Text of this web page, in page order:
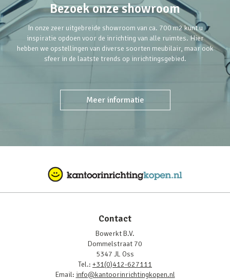
Bezoek onze showroom
In onze zeer uitgebreide showroom van ca. 700 m2 kunt u
inspiratie opdoen voor de inrichting van alle ruimtes. Hier
hebben we opstellingen van diverse soorten meubilair, maar ook
sfeer in de laatste trends op inrichtingsgebied.
Meer informatie
Contact
Bowerkt B.V.
Dommelstraat 70
5347 JL Oss
Tel.: +31(0)412-627111
Email: info@kantoorinrichtingkopen.nl